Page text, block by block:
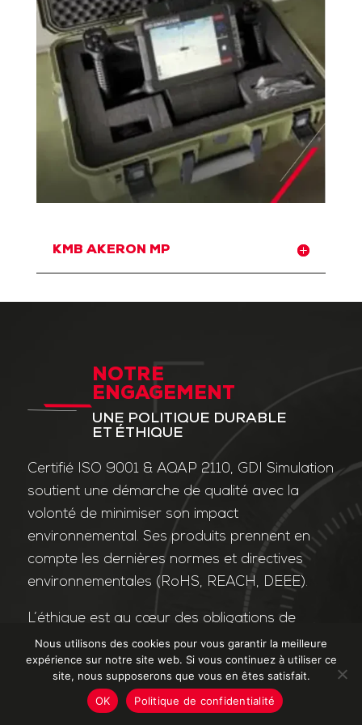
KMB AKERON MP
NOTRE
ENGAGEMENT
UNE POLITIQUE DURABLE
ET ÉTHIQUE
Certifié ISO 9001 & AQAP 2110, GDI Simulation
soutient une démarche de qualité avec la
volonté de minimiser son impact
environnemental. Ses produits prennent en
compte les dernières normes et directives
environnementales (RoHS, REACH, DEEE).
L’éthique est au cœur des obligations de
l’entreprise et de ses valeurs. Nos affaires
sont conduites dans le strict respect des
différentes lois applicables dans le domaine
de la lutte contre la corruption et le trafic
Nous utilisons des cookies pour vous garantir la meilleure
expérience sur notre site web. Si vous continuez à utiliser ce
site, nous supposerons que vous en êtes satisfait.
OK
Politique de confidentialité